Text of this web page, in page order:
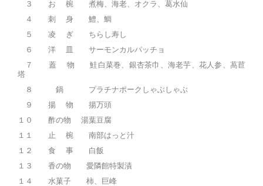
３ お 椀 煮梅、海老、オクラ、葛水仙
４ 刺 身 鱧、鯛
５ 凌 ぎ ちらし寿し
６ 洋 皿 サーモンカルパッチョ
７ 蓋 物 鮭白菜巻、銀杏茶巾、海老芋、花人参、萵苣
塔
８ 鍋 プラチナポークしゃぶしゃぶ
９ 揚 物 揚万頭
１０ 酢の物 湯葉豆腐
１１ 止 椀 南部はっと汁
１２ 食 事 白飯
１３ 香の物 愛隣館特製漬
１４ 水菓子 柿、巨峰